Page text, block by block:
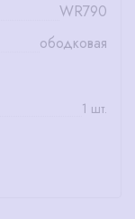
WR790
ободковая
1 шт.